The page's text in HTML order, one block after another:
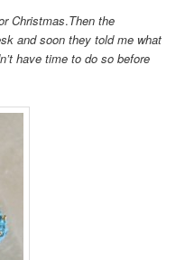
Christmas.Then the
and soon they told me what
have time to do so before